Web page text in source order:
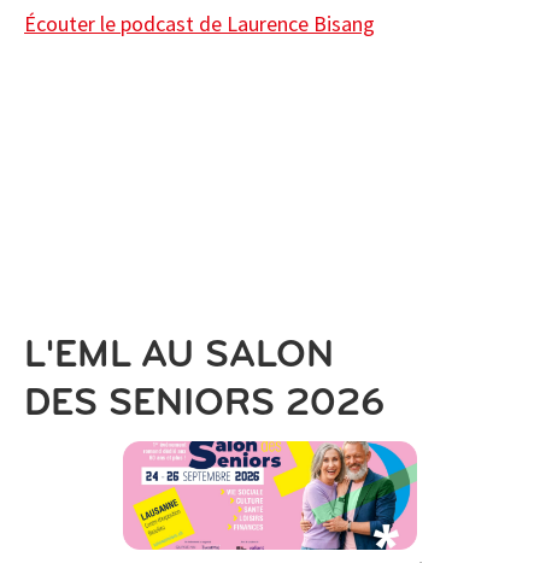
Écouter le podcast de Laurence Bisang
L'EML AU SALON
DES SENIORS 2026